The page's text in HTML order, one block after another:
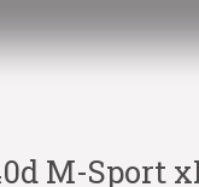
M-Sport